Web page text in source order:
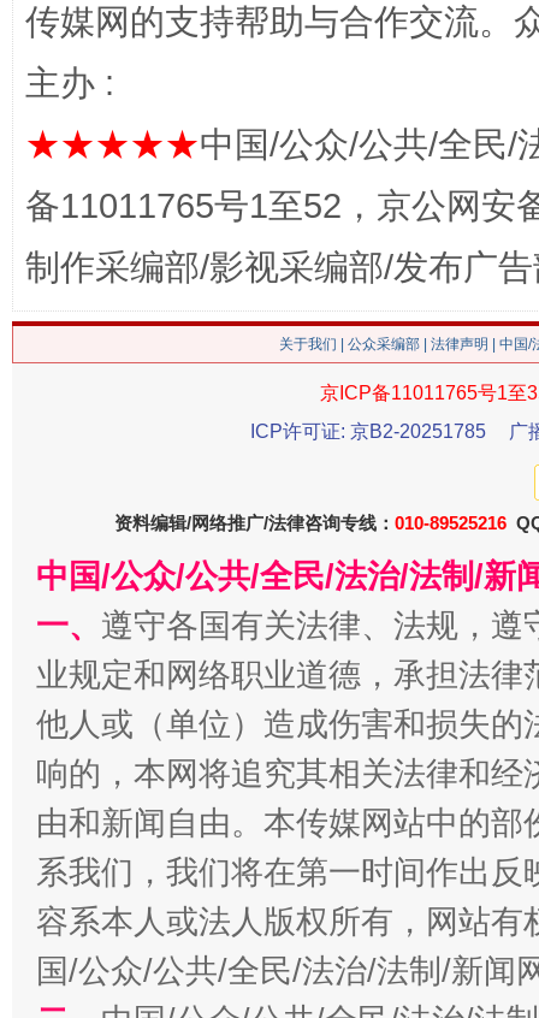
这是一记警钟！
在谋一域中谋全局
今
习近平的博鳌关键词
传媒网的支持帮助与合作交流。
主办 :
★★★★★中国/公众/公共/全民/
备11011765号1至52，京公网安
制作采编部/影视采编部/发布广
关于我们 公众采编部 法律声明 | 中国
京ICP备11011765号1至
ICP许可证: 京B2-20251785
广
资料编辑/网络推广/法律咨询专线： 010-89525216
中国/公众/公共/全民/法治/法制/新
一、 遵守各国有关法律、法规，
业规定和网络职业道德，承担法
他人或（单位）造成伤害和损失
响的，本网将追究其相关法律和
由和新闻自由。本传媒网站中的
系我们，我们将在第一时间作出
容系本人或法人版权所有，网站
国/公众/公共/全民/法治/法制/新闻